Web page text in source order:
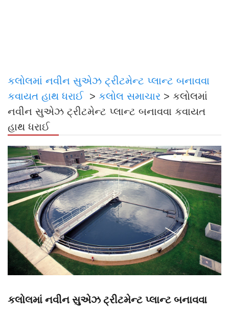
કલોલમાં નવીન સુએઝ ટ્રીટમેન્ટ પ્લાન્ટ બનાવવા
કવાયત હાથ ધરાઈ
> કલોલ સમાચાર > કલોલમાં
નવીન સુએઝ ટ્રીટમેન્ટ પ્લાન્ટ બનાવવા કવાયત
હાથ ધરાઈ
કલોલમાં નવીન સુએઝ ટ્રીટમેન્ટ પ્લાન્ટ બનાવવા